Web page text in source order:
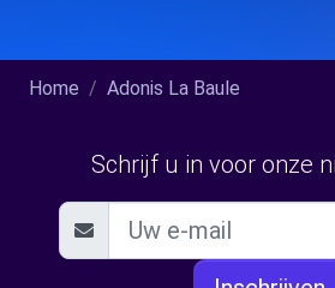
Home Adonis La Baule
Schrijf u in voor onze